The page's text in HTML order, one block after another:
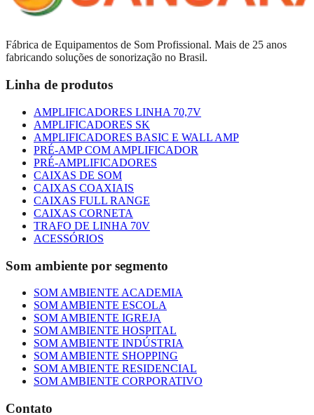
Fábrica de Equipamentos de Som Profissional. Mais de 25 anos
fabricando soluções de sonorização no Brasil.
Linha de produtos
AMPLIFICADORES LINHA 70,7V
AMPLIFICADORES SK
AMPLIFICADORES BASIC E WALL AMP
PRÉ-AMP COM AMPLIFICADOR
PRÉ-AMPLIFICADORES
CAIXAS DE SOM
CAIXAS COAXIAIS
CAIXAS FULL RANGE
CAIXAS CORNETA
TRAFO DE LINHA 70V
ACESSÓRIOS
Som ambiente por segmento
SOM AMBIENTE ACADEMIA
SOM AMBIENTE ESCOLA
SOM AMBIENTE IGREJA
SOM AMBIENTE HOSPITAL
SOM AMBIENTE INDÚSTRIA
SOM AMBIENTE SHOPPING
SOM AMBIENTE RESIDENCIAL
SOM AMBIENTE CORPORATIVO
Contato